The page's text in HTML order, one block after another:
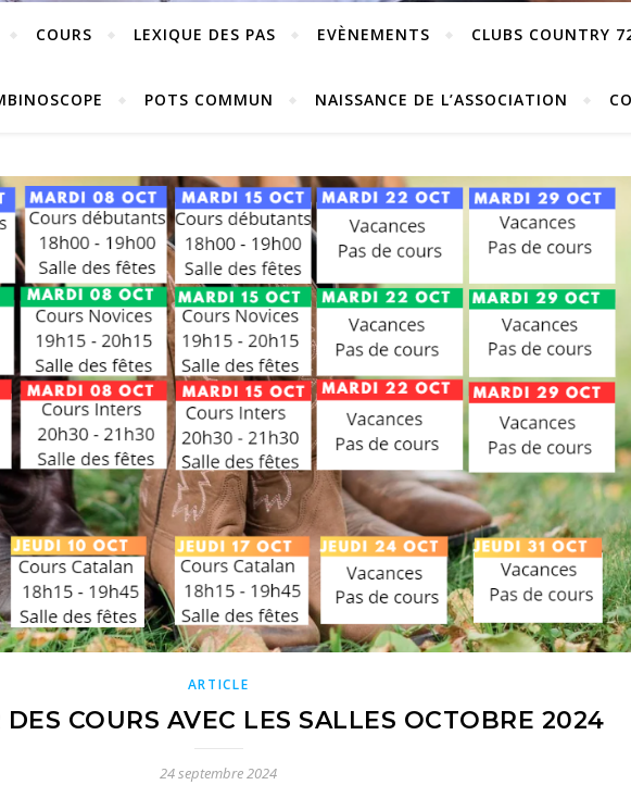
COURS LEXIQUE DES PAS EVÈNEMENTS CLUBS COUNTRY
POTS COMMUN NAISSANCE DE L’ASSOCIATION
ARTICLE
COURS AVEC LES SALLES OCTOBRE 2024
24 septembre 2024